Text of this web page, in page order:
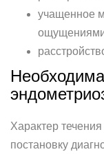
учащенное
Характер
постановку